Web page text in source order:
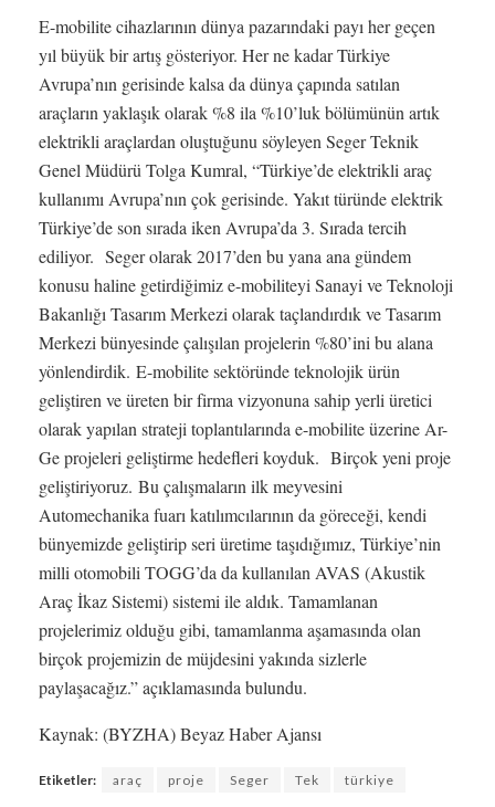
E-mobilite cihazlarının dünya pazarındaki payı her geçen
yıl büyük bir artış gösteriyor. Her ne kadar Türkiye
Avrupa’nın gerisinde kalsa da dünya çapında satılan
araçların yaklaşık olarak %8 ila %10’luk bölümünün artık
elektrikli araçlardan oluştuğunu söyleyen Seger Teknik
Genel Müdürü Tolga Kumral, “Türkiye’de elektrikli araç
kullanımı Avrupa’nın çok gerisinde. Yakıt türünde elektrik
Türkiye’de son sırada iken Avrupa’da 3. Sırada tercih
ediliyor. Seger olarak 2017’den bu yana ana gündem
konusu haline getirdiğimiz e-mobiliteyi Sanayi ve Teknoloji
Bakanlığı Tasarım Merkezi olarak taçlandırdık ve Tasarım
Merkezi bünyesinde çalışılan projelerin %80’ini bu alana
yönlendirdik. E-mobilite sektöründe teknolojik ürün
geliştiren ve üreten bir firma vizyonuna sahip yerli üretici
olarak yapılan strateji toplantılarında e-mobilite üzerine Ar-
Ge projeleri geliştirme hedefleri koyduk. Birçok yeni proje
geliştiriyoruz. Bu çalışmaların ilk meyvesini
Automechanika fuarı katılımcılarının da göreceği, kendi
bünyemizde geliştirip seri üretime taşıdığımız, Türkiye’nin
milli otomobili TOGG’da da kullanılan AVAS (Akustik
Araç İkaz Sistemi) sistemi ile aldık. Tamamlanan
projelerimiz olduğu gibi, tamamlanma aşamasında olan
birçok projemizin de müjdesini yakında sizlerle
paylaşacağız.” açıklamasında bulundu.
Kaynak: (BYZHA) Beyaz Haber Ajansı
Etiketler: araç proje Seger Tek türkiye